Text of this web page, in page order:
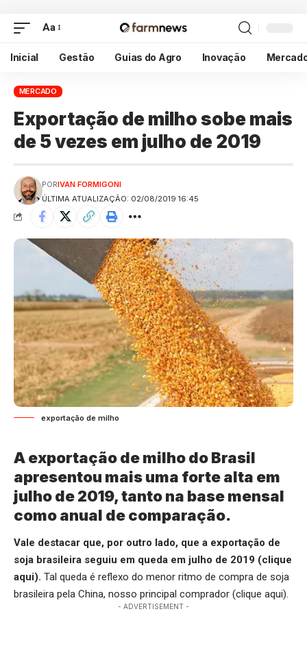
Aa
Inicial Gestão Guias do Agro Inovação
MERCADO
Exportação de milho sobe mais
de 5 vezes em julho de 2019
ÚLTIMA ATUALIZAÇÃO: 02/08/2019 16:45
PORIVAN FORMIGONI
exportação de milho
A exportação de milho do Brasil
apresentou mais uma forte alta em
julho de 2019, tanto na base mensal
como anual de comparação.
Vale destacar que, por outro lado, que a exportação de
soja brasileira seguiu em queda em julho de 2019 (clique
aqui). Tal queda é reflexo do menor ritmo de compra de soja
brasileira pela China, nosso principal comprador (clique aqui).
- ADVERTISEMENT -